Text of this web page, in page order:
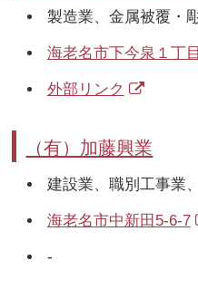
製造業、金属被覆・
海老名市下今泉１丁
外部リンク
（有）加藤興業
建設業、職別工事業
海老名市中新田5-6-7
-